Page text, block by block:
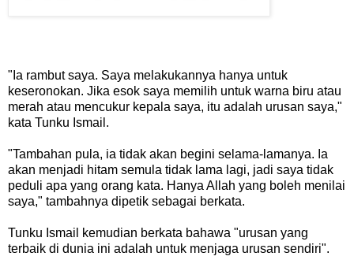
"Ia rambut saya. Saya melakukannya hanya untuk
keseronokan. Jika esok saya memilih untuk warna biru atau
merah atau mencukur kepala saya, itu adalah urusan saya,"
kata Tunku Ismail.
"Tambahan pula, ia tidak akan begini selama-lamanya. Ia
akan menjadi hitam semula tidak lama lagi, jadi saya tidak
peduli apa yang orang kata. Hanya Allah yang boleh menilai
saya," tambahnya dipetik sebagai berkata.
Tunku Ismail kemudian berkata bahawa "urusan yang
terbaik di dunia ini adalah untuk menjaga urusan sendiri".